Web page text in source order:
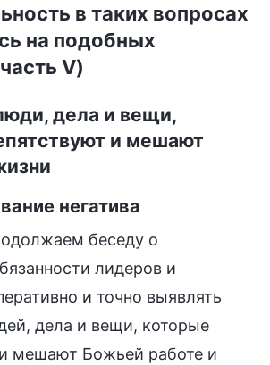
в таких вопросах
на подобных
V)
дела и вещи,
и мешают
негатива
беседу о
лидеров и
и точно выявлять
дела и вещи, которые
мешают Божьей работе и